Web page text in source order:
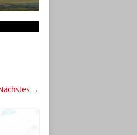
→